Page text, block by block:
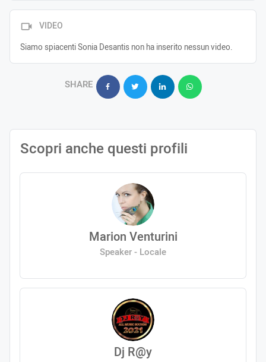
VIDEO
Siamo spiacenti Sonia Desantis non ha inserito nessun video.
SHARE
Scopri anche questi profili
Marion Venturini
Speaker - Locale
Dj R@y